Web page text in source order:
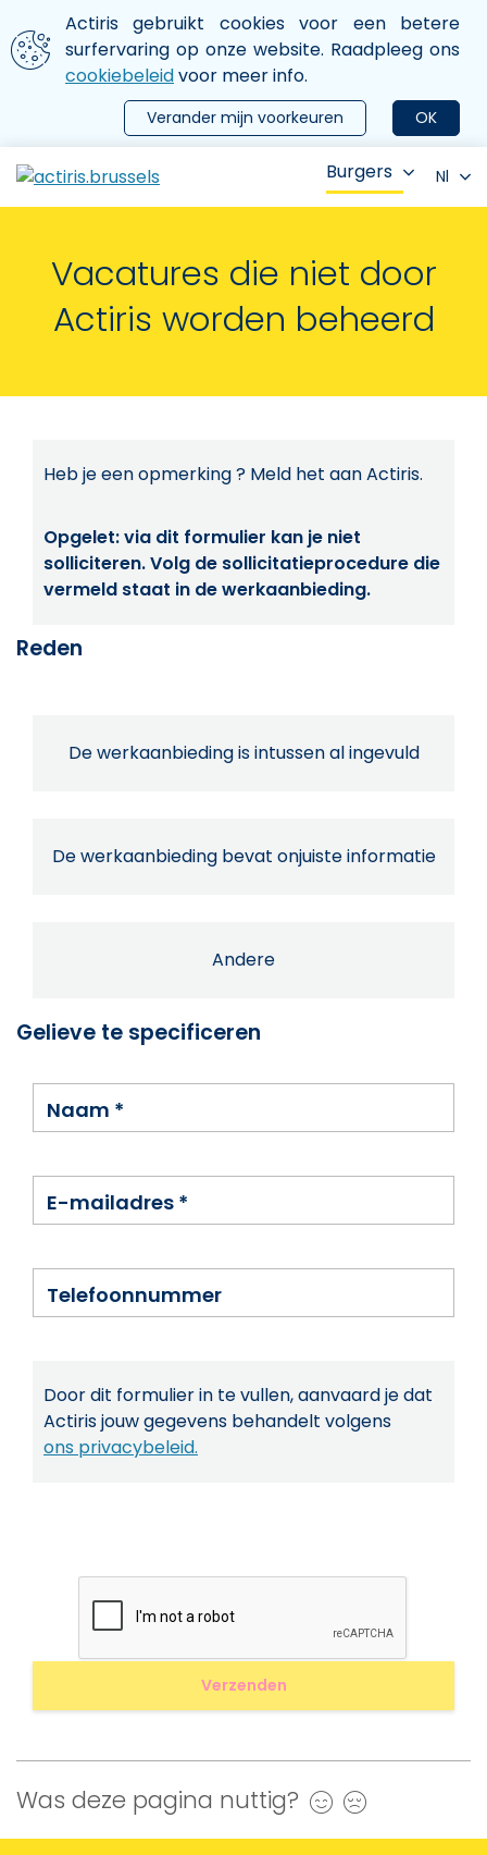
Aller au contenu principal
We gebruiken cookies
Actiris gebruikt cookies voor een betere
surfervaring op onze website. Raadpleeg ons
cookiebeleidvoor meer info.
OK
Verander mijn voorkeuren
le menu
Burgers Nl
Vacatures die niet door
Actiris worden beheerd
Heb je een opmerking ? Meld het aan Actiris.
Opgelet: via dit formulier kan je niet
solliciteren. Volg de sollicitatieprocedure die
vermeld staat in de werkaanbieding.
Reden
De werkaanbieding is intussen al ingevuld
De werkaanbieding bevat onjuiste informatie
Andere
Gelieve te specificeren
Naam *
E-mailadres *
Telefoonnummer
Door dit formulier in te vullen, aanvaard je dat
Actiris jouw gegevens behandelt volgens
ons privacybeleid.
Was deze pagina nuttig? Ja